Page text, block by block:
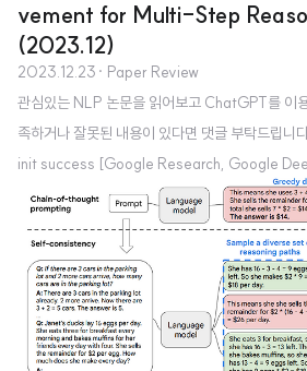
vement for Multi-Step
(2023.12)
2023.12.23 · Paper Review
관심있는 NLP 논문을 읽어보고 ChatGPT를 이
족하거나 잘못된 내용이 있다면 댓글 부탁드립
init success [Google Research, Google
자연어 질문에 답하기 위해 다단계 추론과 외부
위해 대규모 언어 모델(LLM)과 지식 검색을 결
이들 시스템은 다양한 실패 사례를 겪고 있습니다
외부 지식과의 상호작용이 비차별화(non-
nd-to-end로 훈련시켜 실패를 수정할 수 없습
위해 외부 지식에 대해 추론하고 ..